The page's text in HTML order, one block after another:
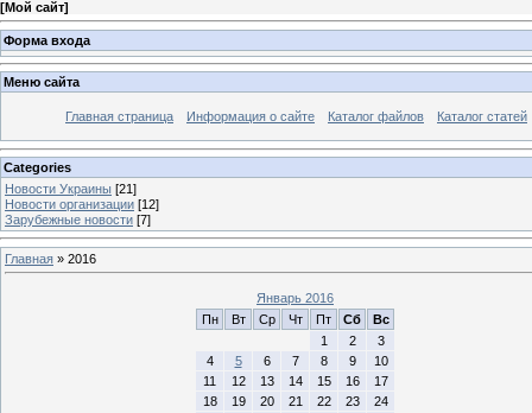
[Мой сайт]
Форма входа
Меню сайта
Главная страница Информация о сайте Каталог файлов Каталог статей
Categories
Новости Украины [21]
Новости организации [12]
Зарубежные новости [7]
Главная » 2016
Январь 2016
Пн
Вт Ср Чт Пт Сб
Вс
1
2
3
4
5 6 7 8 9
10
11
12 13 14 15 16
17
18
19 20 21 22 23
24